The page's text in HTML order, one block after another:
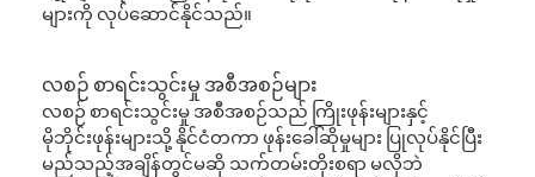
များကို လုပ်ဆောင်နိုင်သည်။
လစဉ် စာရင်းသွင်းမှု အစီအစဉ်များ
လစဉ် စာရင်းသွင်းမှု အစီအစဉ်သည် ကြိုးဖုန်းများနှင့်
မိုဘိုင်းဖုန်းများသို့ နိုင်ငံတကာ ဖုန်းခေါ်ဆိုမှုများ ပြုလုပ်နိုင်ပြီး
မည်သည့်အချိန်တွင်မဆို သက်တမ်းတိုးစရာ မလိုဘဲ